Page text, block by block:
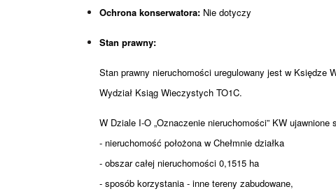
Ochrona konserwatora: Nie dotyczy
Stan prawny:
Stan prawny nieruchomości uregulowany jest w Księdze
Wydział Ksiąg Wieczystych TO1C.
W Dziale I-O „Oznaczenie nieruchomości” KW
- nieruchomość położona w Chełmnie działka
- obszar całej nieruchomości 0,1515 ha
- sposób korzystania - inne tereny zabudowane,